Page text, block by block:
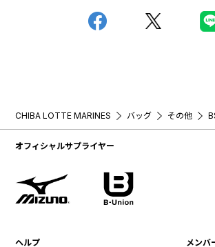
CHIBA LOTTE MARINES バッグ その他
オフィシャルサプライヤー
ヘルプ メンバ